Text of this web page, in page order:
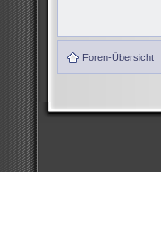
Foren-Übersicht